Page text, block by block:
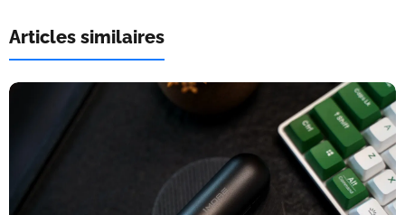
Articles similaires